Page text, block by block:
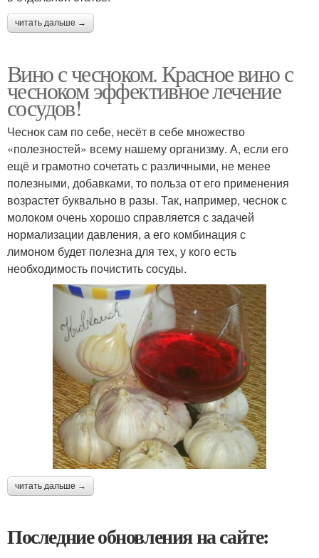
читать дальше →
Вино с чесноком. Красное вино с
чесноком эффективное лечение
сосудов!
Чеснок сам по себе, несёт в себе множество
«полезностей» всему нашему организму. А, если его
ещё и грамотно сочетать с различными, не менее
полезными, добавками, то польза от его применения
возрастет буквально в разы. Так, например, чеснок с
молоком очень хорошо справляется с задачей
нормализации давления, а его комбинация с
лимоном будет полезна для тех, у кого есть
необходимость почистить сосуды.
читать дальше →
Последние обновления на сайте: